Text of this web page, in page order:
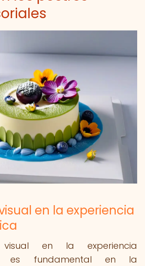
en la experiencia
en la experiencia
es fundamental en la